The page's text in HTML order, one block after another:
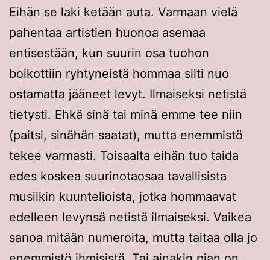
Eihän se laki ketään auta. Varmaan vielä
pahentaa artistien huonoa asemaa
entisestään, kun suurin osa tuohon
boikottiin ryhtyneistä hommaa silti nuo
ostamatta jääneet levyt. Ilmaiseksi netistä
tietysti. Ehkä sinä tai minä emme tee niin
(paitsi, sinähän saatat), mutta enemmistö
tekee varmasti. Toisaalta eihän tuo taida
edes koskea suurinotaosaa tavallisista
musiikin kuuntelioista, jotka hommaavat
edelleen levynsä netistä ilmaiseksi. Vaikea
sanoa mitään numeroita, mutta taitaa olla jo